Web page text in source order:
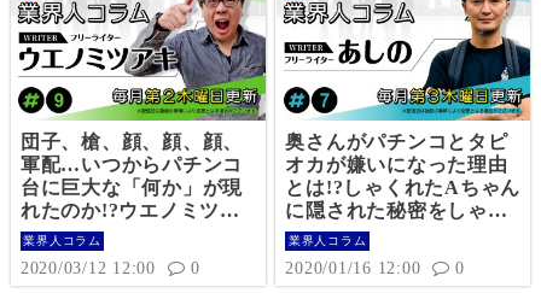
団子、槍、顔、顔、顔、
軍配…いつからパチンコ
台に巨大な「何か」が現
れたのか!?ウエノミツア
キが「ドデカ台枠インフ
レーション」の過去と未
来を考えてみた
業界人コラム
2020/03/12 12:00 0
奥さんがパチンコとタピ
オカが嫌いになった理由
とは!?しゃくれたAちゃん
に隠された秘密をしゃく
れライターあしのが綴
る、なんだかちょっと寂
しいお話
業界人コラム
2020/01/16 12:00 0